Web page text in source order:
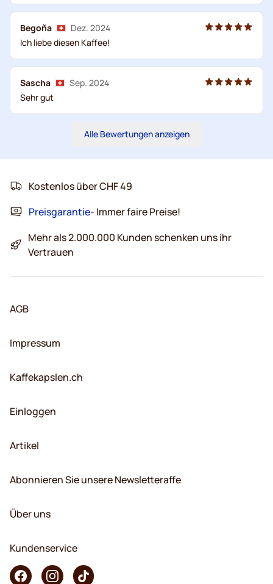
Begoña
Dez. 2024
Ich liebe diesen Kaffee!
Sascha
Sep. 2024
Sehr gut
Alle Bewertungen anzeigen
Kostenlos über CHF 49
Preisgarantie- Immer faire Preise!
Mehr als 2.000.000 Kunden schenken uns ihr
Vertrauen
AGB
Impressum
Kaffekapslen.ch
Einloggen
Artikel
Abonnieren Sie unsere Newsletteraffe
Über uns
Kundenservice